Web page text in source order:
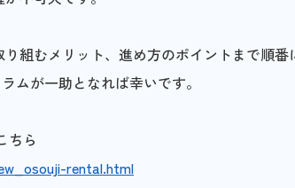
組むメリット、進め方のポイントまで順番
ムが一助となれば幸いです。
ちら
rental.html